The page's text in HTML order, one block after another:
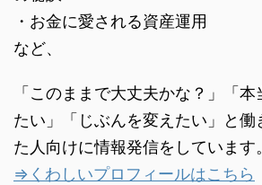
・お金に愛される資産運用
など、
「このままで大丈夫かな？」「
たい」「じぶんを変えたい」と働
た人向けに情報発信をしています。
⇒くわしいプロフィールはこちら